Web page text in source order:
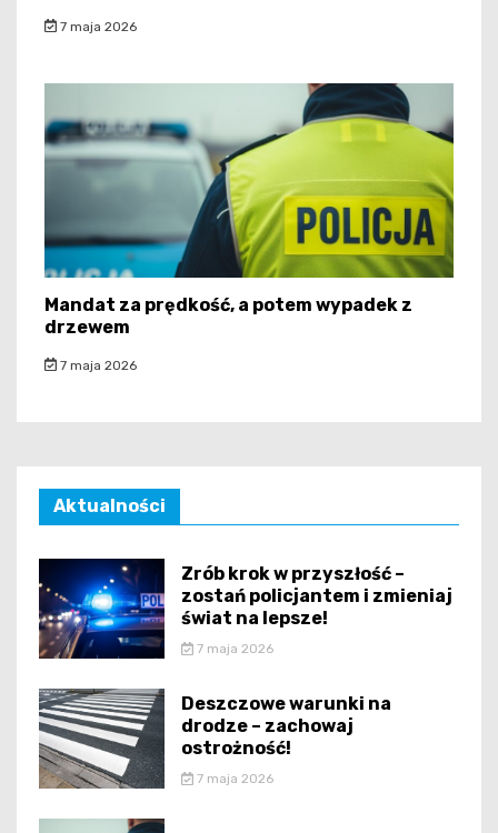
7 maja 2026
Mandat za prędkość, a potem wypadek z
drzewem
7 maja 2026
Aktualności
Zrób krok w przyszłość –
zostań policjantem i zmieniaj
świat na lepsze!
7 maja 2026
Deszczowe warunki na
drodze – zachowaj
ostrożność!
7 maja 2026